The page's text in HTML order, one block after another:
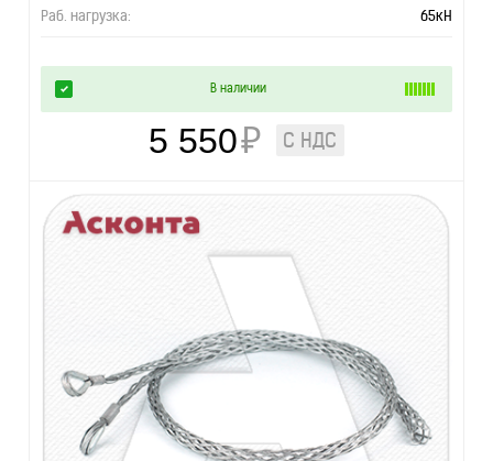
Раб. нагрузка: 65кН
В наличии
5 550₽ С НДС